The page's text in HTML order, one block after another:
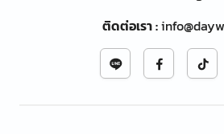
ติดต่อเรา: